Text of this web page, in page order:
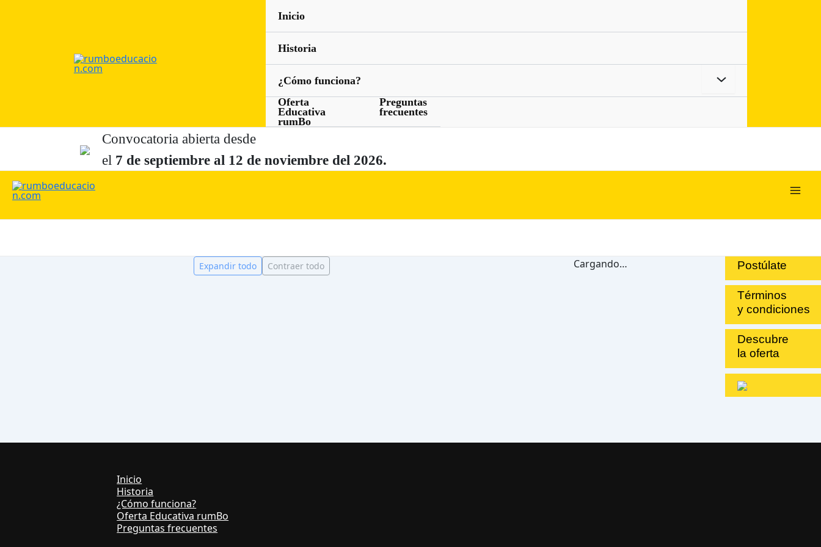
Postúlate
Términos
y condiciones
Descubre
la oferta
Inicio
Historia
¿Cómo funciona? Alternar
Oferta
Educativa
rumBo
Preguntas
frecuentes
Convocatoria abierta desde
el 7 de septiembre al 12 de noviembre del 2026.
Expandir todo Contraer todo Cargando…
Inicio
Historia
¿Cómo funciona?
Oferta Educativa rumBo
Preguntas frecuentes